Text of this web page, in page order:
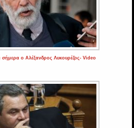
σήμερα ο Αλέξανδρος Λυκουρέζος- Video